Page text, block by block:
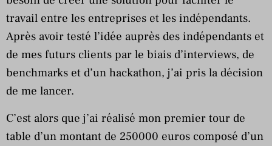
travail entre les entreprises et les indépendants.
Après avoir testé l’idée auprès des indépendants et
de mes futurs clients par le biais d’interviews, de
benchmarks et d’un hackathon, j’ai pris la décision
de me lancer.
C’est alors que j’ai réalisé mon premier tour de
table d’un montant de 250000 euros composé d’un